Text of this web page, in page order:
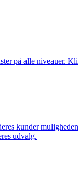
på alle niveauer.
kunder
udvalg.